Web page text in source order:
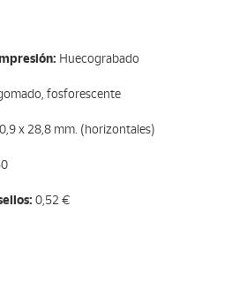
Huecograbado
fosforescente
x 28,8 mm. (horizontales)
0,52 €